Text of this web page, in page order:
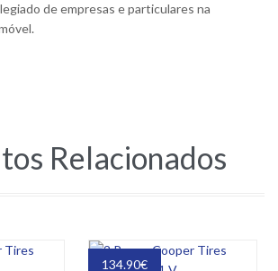
de empresas e particulares na
Relacionados
134.90€